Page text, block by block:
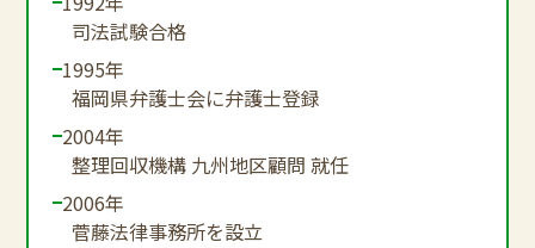
司法試験合格
1995年
福岡県弁護士会に弁護士登録
2004年
整理回収機構 九州地区顧問 就任
2006年
菅藤法律事務所を設立